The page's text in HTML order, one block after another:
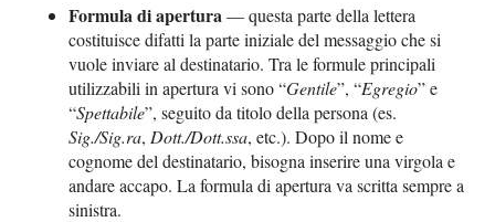
Formula di apertura— questa parte della lettera
costituisce difatti la parte iniziale del messaggio che si
vuole inviare al destinatario. Tra le formule principali
utilizzabili in apertura vi sono “Gentile”, “Egregio” e
“Spettabile”, seguito da titolo della persona (es.
Sig./Sig.ra, Dott./Dott.ssa, etc.). Dopo il nome e
cognome del destinatario, bisogna inserire una virgola e
andare accapo. La formula di apertura va scritta sempre a
sinistra.